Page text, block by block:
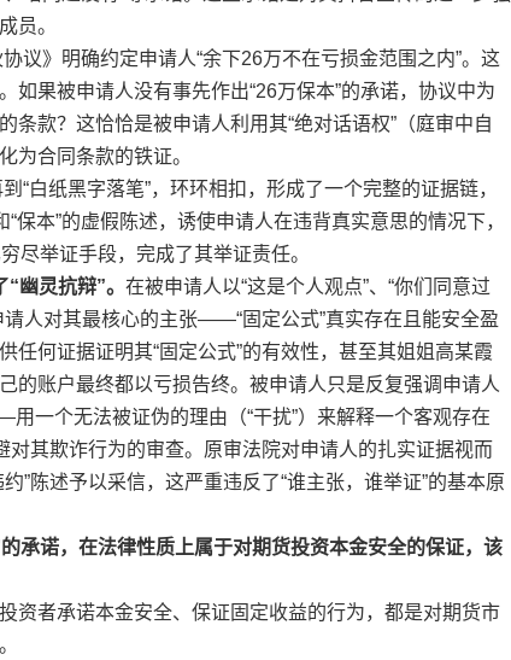
员。
议》明确约定申请人“余下26万不在亏损金范围之内”。这
如果被申请人没有事先作出“26万保本”的承诺，协议中为
款？这恰恰是被申请人利用其“绝对话语权”（庭审中自
为合同条款的铁证。
“白纸黑字落笔”，环环相扣，形成了一个完整的证据链，
保本”的虚假陈述，诱使申请人在违背真实意思的情况下，
尽举证手段，完成了其举证责任。
幽灵抗辩”。 在被申请人以“这是个人观点”、“你们同意过
人对其最核心的主张——“固定公式”真实存在且能安全盈
何证据证明其“固定公式”的有效性，甚至其姐姐高某霞
的账户最终都以亏损告终。被申请人只是反复强调申请人
用一个无法被证伪的理由（“干扰”）来解释一个客观存在
对其欺诈行为的审查。原审法院对申请人的扎实证据视而
”陈述予以采信，这严重违反了“谁主张，谁举证”的基本原
承诺，在法律性质上属于对期货投资本金安全的保证，该
资者承诺本金安全、保证固定收益的行为，都是对期货市